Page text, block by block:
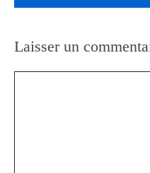
Laisser un